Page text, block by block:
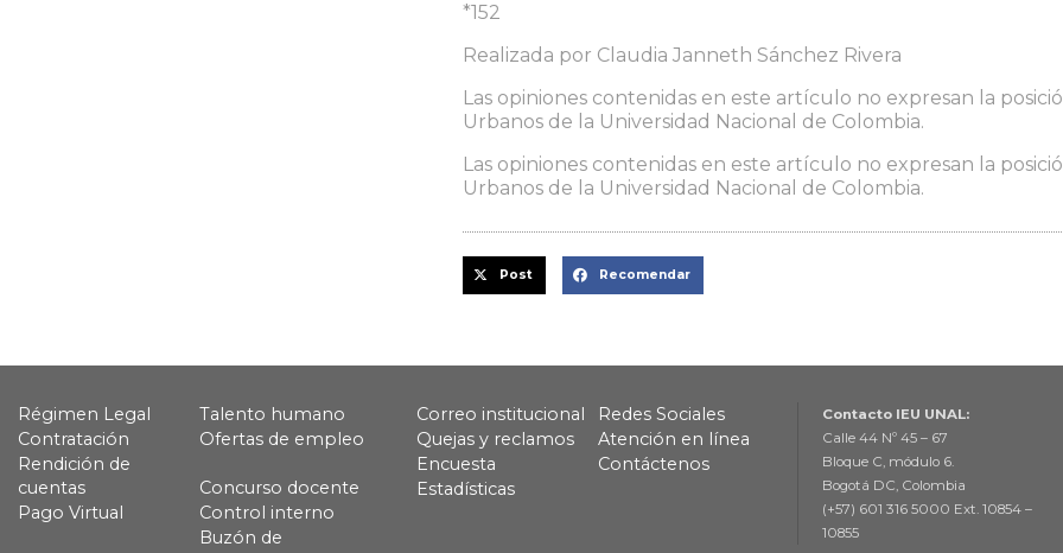
*152
Realizada por Claudia Janneth Sánchez Rivera
Las opiniones contenidas en este artículo no expresan la
Urbanos de la Universidad Nacional de Colombia.
Las opiniones contenidas en este artículo no expresan la
Urbanos de la Universidad Nacional de Colombia.
Post Recomendar
Régimen Legal
Talento humano
Contratación
Ofertas de empleo
Rendición de
cuentas
Concurso docente
Pago Virtual
Control interno
Buzón de
Correo institucional
Redes Sociales
Quejas y reclamos
Atención en línea
Encuesta
Contáctenos
Estadísticas
Contacto IEU UNAL:
Calle 44 Nº 45 – 67
Bloque C, módulo 6.
Bogotá DC, Colombia
(+57) 601 316 5000 Ext. 10854 –
10855